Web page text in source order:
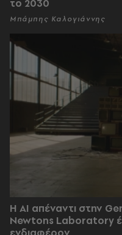
το 2030
Μπάμπης Καλογιάννης
Η AI απέναντι στην
Newtons Laboratory